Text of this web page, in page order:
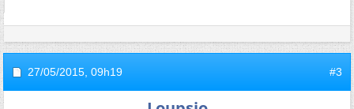
27/05/2015, 09h19 #3